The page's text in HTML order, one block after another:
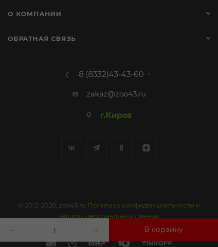
О КОМПАНИИ
ОБРАТНАЯ СВЯЗЬ
8 (8332)43-43-60
zakaz@zoo43.ru
г.Киров
© 2012-2026, zoo43.ru Политика конфиденциальности и
защиты персональных данных